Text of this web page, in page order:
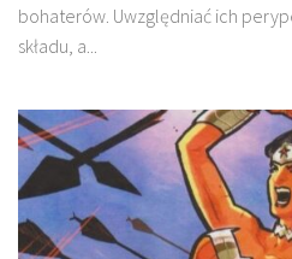
bohaterów. Uwzględniać ich
składu, a...